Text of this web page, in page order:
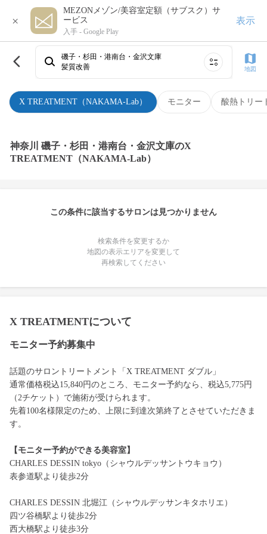
×
MEZONメゾン/美容室定額（サブスク）サ
ービス
入手 - Google Play
表示
X TREATMENT（NAKAMA-Lab） モニター 酸熱トリー
磯子・杉田・港南台・金沢文庫
髪質改善
地図
神奈川 磯子・杉田・港南台・金沢文庫のX
TREATMENT（NAKAMA-Lab）
この条件に該当するサロンは見つかりません
検索条件を変更するか
地図の表示エリアを変更して
再検索してください
X TREATMENTについて
モニター予約募集中
話題のサロントリートメント「X TREATMENT ダブル」
通常価格税込15,840円のところ、モニター予約なら、税込5,775円
（2チケット）で施術が受けられます。
先着100名様限定のため、上限に到達次第終了とさせていただきま
す。
【モニター予約ができる美容室】
CHARLES DESSIN tokyo（シャウルデッサントウキョウ）
表参道駅より徒歩2分
CHARLES DESSIN 北堀江（シャウルデッサンキタホリエ）
四ツ谷橋駅より徒歩2分
西大橋駅より徒歩3分